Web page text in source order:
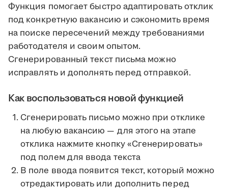
Функция помогает быстро адаптировать отклик
под конкретную вакансию и сэкономить время
на поиске пересечений между требованиями
работодателя и своим опытом.
Сгенерированный текст письма можно
исправлять и дополнять перед отправкой.
Как воспользоваться новой функцией
Сгенерировать письмо можно при отклике
на любую вакансию — для этого на этапе
отклика нажмите кнопку «Сгенерировать»
под полем для ввода текста
В поле ввода появится текст, который можно
отредактировать или дополнить перед